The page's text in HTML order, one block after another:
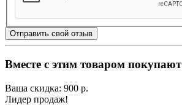
Отправить свой отзыв
Вместе с этим товаром покупают
Ваша скидка: 900 р.
Лидер продаж!